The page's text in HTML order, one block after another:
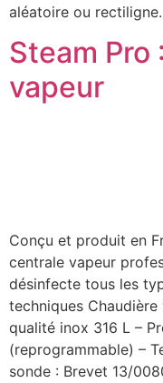
aléatoire ou
Steam
vapeur
Conçu et produit en
centrale vapeur
désinfecte tous les
techniques
qualité inox 316 L –
(reprogrammable) –
sonde : Brevet 13/